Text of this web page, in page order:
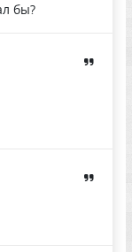
бы?